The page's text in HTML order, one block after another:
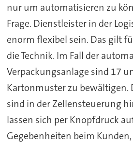
nur um automatisieren zu
Frage. Dienstleister in der
enorm flexibel sein. Das gilt
die Technik. Im Fall der
Verpackungsanlage sind 17
Kartonmuster zu bewältigen.
sind in der Zellensteuerung
lassen sich per Knopfdruck
Gegebenheiten beim